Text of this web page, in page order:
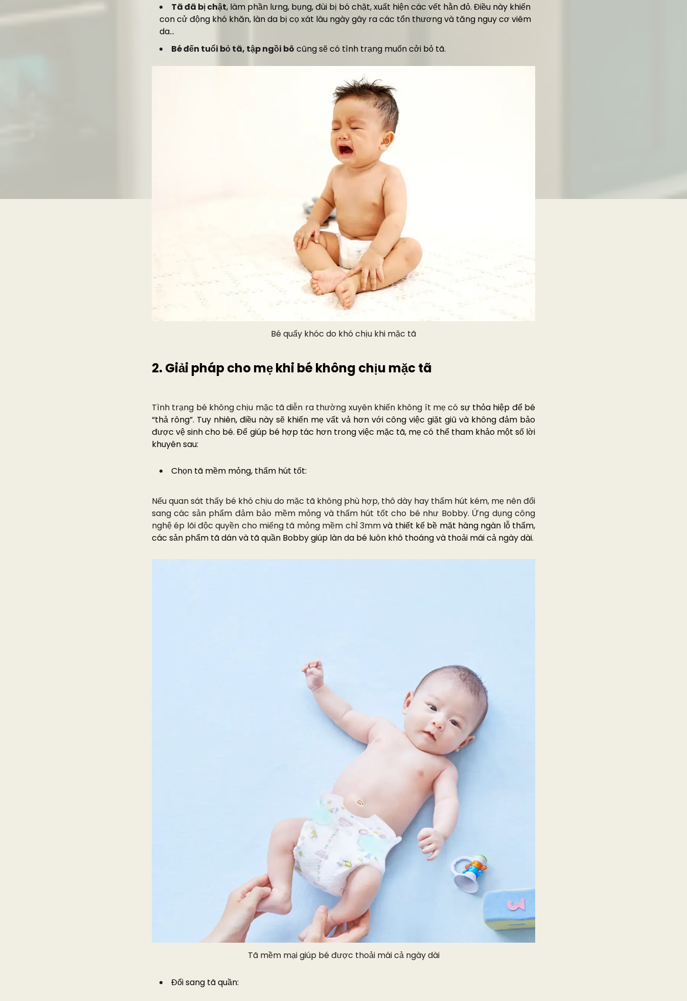
Tã đã bị chật, làm phần lưng, bụng, đùi bị bó chặt, xuất hiện các vết hằn đỏ. Điều này khiến
con cử động khó khăn, làn da bị cọ xát lâu ngày gây ra các tổn thương và tăng nguy cơ viêm
da…
Bé đến tuổi bỏ tã, tập ngồi bô cũng sẽ có tình trạng muốn cởi bỏ tã.
Bé quấy khóc do khó chịu khi mặc tã
2. Giải pháp cho mẹ khi bé không chịu mặc tã
Tình trạng bé không chịu mặc tã diễn ra thường xuyên khiến không ít mẹ có sự thỏa hiệp để bé
“thả rông”. Tuy nhiên, điều này sẽ khiến mẹ vất vả hơn với công việc giặt giũ và không đảm bảo
được vệ sinh cho bé. Để giúp bé hợp tác hơn trong việc mặc tã, mẹ có thể tham khảo một số lời
khuyên sau:
Chọn tã mềm mỏng, thấm hút tốt:
Nếu quan sát thấy bé khó chịu do mặc tã không phù hợp, thô dày hay thấm hút kém, mẹ nên đổi
sang các sản phẩm đảm bảo mềm mỏng và thấm hút tốt cho bé như Bobby. Ứng dụng công
nghệ ép lõi độc quyền cho miếng tã mỏng mềm chỉ 3mmvà thiết kế bề mặt hàng ngàn lỗ thấm,
các sản phẩm tã dán và tã quần Bobby giúp làn da bé luôn khô thoáng và thoải mái cả ngày dài.
Tã mềm mại giúp bé được thoải mái cả ngày dài
Đổi sang tã quần: